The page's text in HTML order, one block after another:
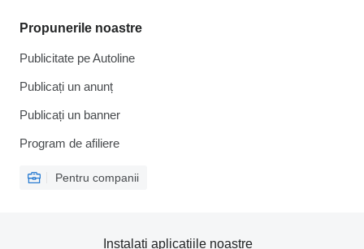
Propunerile noastre
Publicitate pe Autoline
Publicați un anunț
Publicați un banner
Program de afiliere
Pentru companii
Instalați aplicațiile noastre